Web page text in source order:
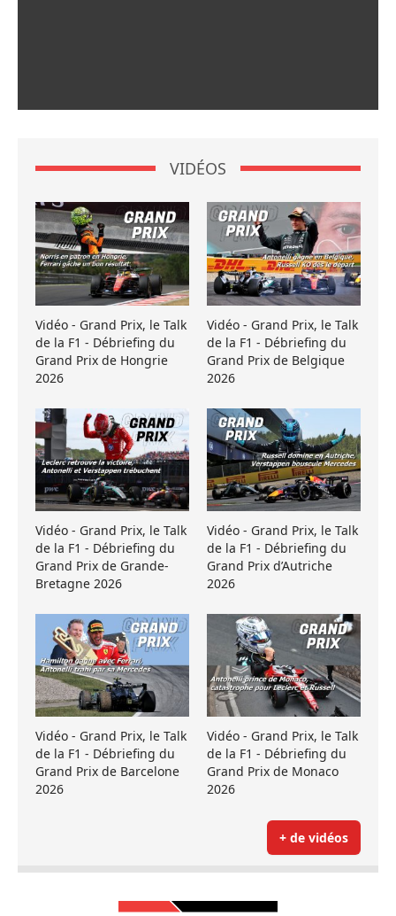
VIDÉOS
Vidéo - Grand Prix, le Talk
de la F1 - Débriefing du
Grand Prix de Hongrie
2026
Vidéo - Grand Prix, le Talk
de la F1 - Débriefing du
Grand Prix de Belgique
2026
Vidéo - Grand Prix, le Talk
de la F1 - Débriefing du
Grand Prix de Grande-
Bretagne 2026
Vidéo - Grand Prix, le Talk
de la F1 - Débriefing du
Grand Prix d’Autriche
2026
Vidéo - Grand Prix, le Talk
de la F1 - Débriefing du
Grand Prix de Barcelone
2026
Vidéo - Grand Prix, le Talk
de la F1 - Débriefing du
Grand Prix de Monaco
2026
+ de vidéos